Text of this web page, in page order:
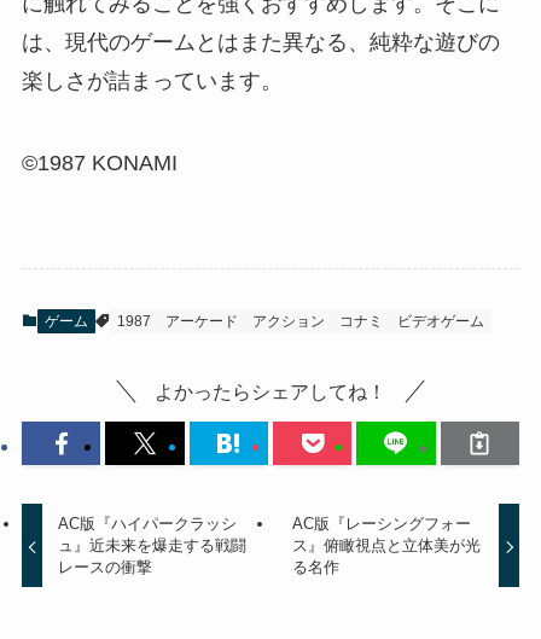
は、現代のゲームとはまた異なる、純粋な遊びの
楽しさが詰まっています。
©1987 KONAMI
ゲーム 1987 アーケード アクション コナミ ビデオゲーム
よかったらシェアしてね！
AC版『ハイパークラッシ
ュ』近未来を爆走する戦闘
レースの衝撃
AC版『レーシングフォー
ス』俯瞰視点と立体美が光
る名作